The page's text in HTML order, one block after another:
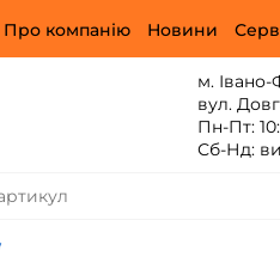
Про компанію Новини
м. Івано-
вул.
Пн-Пт:
Сб-Нд: